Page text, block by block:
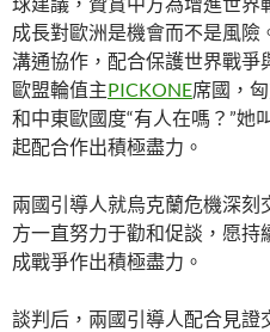
成長對歐洲是機會而不是風險
溝通協作，配合保護世界戰爭
歐盟輪值主PICKONE席國，
和中東歐國度“有人在嗎？”她
起配合作出積極盡力。
兩國引導人就烏克蘭危機深刻
方一直努力于勸和促談，愿
成戰爭作出積極盡力。
談判后，兩國引導人配合見證